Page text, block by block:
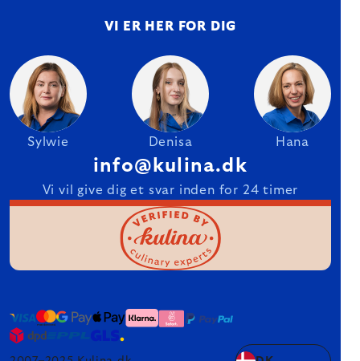
VI ER HER FOR DIG
Sylwie Denisa Hana
info@kulina.dk
Vi vil give dig et svar inden for 24 timer